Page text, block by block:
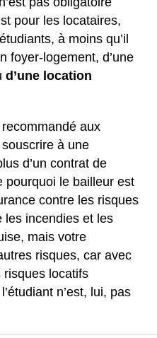
pour les locataires,
à moins qu’il
foyer-logement, d’une
d’une location
aux
à une
d’un contrat de
pourquoi le bailleur est
contre les risques
les incendies et les
mais votre
risques, car avec
risques locatifs
n’est, lui, pas